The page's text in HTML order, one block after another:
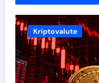
Kriptovalute